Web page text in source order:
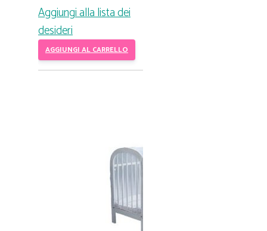
Aggiungi alla lista dei
desideri
AGGIUNGI AL CARRELLO